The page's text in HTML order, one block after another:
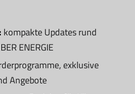
kompakte Updates rund
ENERGIE
exklusive
Angebote